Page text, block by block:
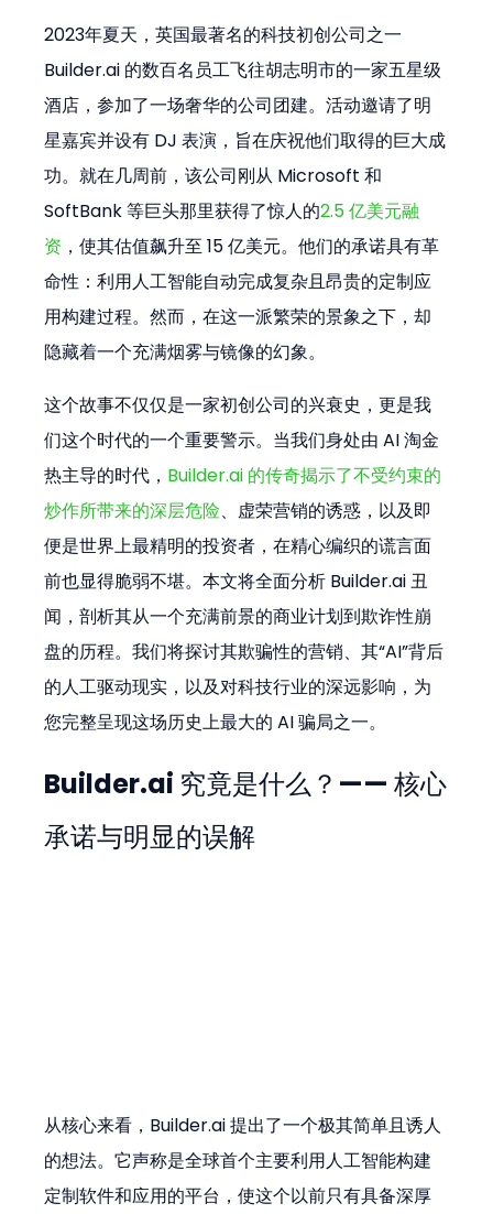
2023年夏天，英国最著名的科技初创公司之一
Builder.ai 的数百名员工飞往胡志明市的一家五星级
酒店，参加了一场奢华的公司团建。活动邀请了明
星嘉宾并设有 DJ 表演，旨在庆祝他们取得的巨大成
功。就在几周前，该公司刚从 Microsoft 和
SoftBank 等巨头那里获得了惊人的2.5 亿美元融
资 ，使其估值飙升至 15 亿美元。他们的承诺具有革
命性：利用人工智能自动完成复杂且昂贵的定制应
用构建过程。然而，在这一派繁荣的景象之下，却
隐藏着一个充满烟雾与镜像的幻象。
这个故事不仅仅是一家初创公司的兴衰史，更是我
们这个时代的一个重要警示。当我们身处由 AI 淘金
热主导的时代， Builder.ai 的传奇揭示了不受约束的
炒作所带来的深层危险、虚荣营销的诱惑，以及即
便是世界上最精明的投资者，在精心编织的谎言面
前也显得脆弱不堪。本文将全面分析 Builder.ai 丑
闻，剖析其从一个充满前景的商业计划到欺诈性崩
盘的历程。我们将探讨其欺骗性的营销、其“AI”背后
的人工驱动现实，以及对科技行业的深远影响，为
您完整呈现这场历史上最大的 AI 骗局之一。
Builder.ai 究竟是什么？—— 核心
承诺与明显的误解
从核心来看，Builder.ai 提出了一个极其简单且诱人
的想法。它声称是全球首个主要利用人工智能构建
定制软件和应用的平台，使这个以前只有具备深厚